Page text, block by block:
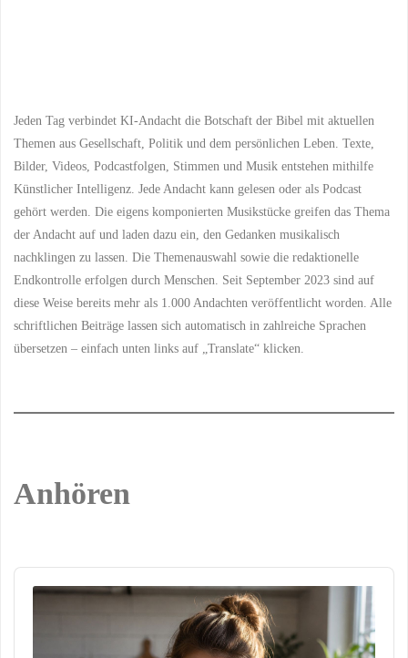
und
Christkinds:
Eine
Betrachtung
der
Weihnachtszeit"
Jeden Tag verbindet KI-Andacht die Botschaft der Bibel mit aktuellen
Themen aus Gesellschaft, Politik und dem persönlichen Leben. Texte,
Bilder, Videos, Podcastfolgen, Stimmen und Musik entstehen mithilfe
Künstlicher Intelligenz. Jede Andacht kann gelesen oder als Podcast
gehört werden. Die eigens komponierten Musikstücke greifen das Thema
der Andacht auf und laden dazu ein, den Gedanken musikalisch
nachklingen zu lassen. Die Themenauswahl sowie die redaktionelle
Endkontrolle erfolgen durch Menschen. Seit September 2023 sind auf
diese Weise bereits mehr als 1.000 Andachten veröffentlicht worden. Alle
schriftlichen Beiträge lassen sich automatisch in zahlreiche Sprachen
übersetzen – einfach unten links auf „Translate“ klicken.
Anhören
Audio
Player